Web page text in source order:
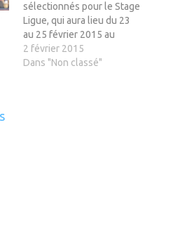
sélectionnés pour le Stage
Ligue, qui aura lieu du 23
au 25 février 2015 au
CREPS de Boulouris. Les
convocations, avec toutes
2 février 2015
Dans "Non classé"